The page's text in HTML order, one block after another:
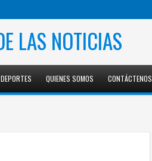
LAS NOTICIAS
DEPORTES QUIENES SOMOS CONTÁCTENOS